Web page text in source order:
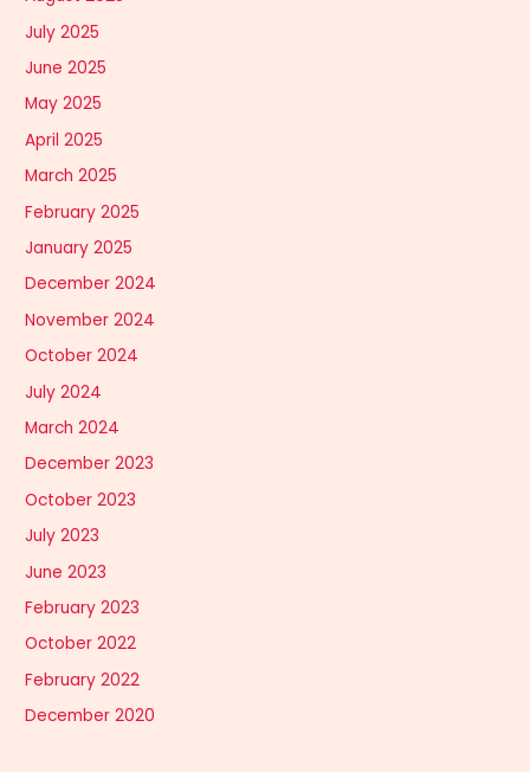
July 2025
June 2025
May 2025
April 2025
March 2025
February 2025
January 2025
December 2024
November 2024
October 2024
July 2024
March 2024
December 2023
October 2023
July 2023
June 2023
February 2023
October 2022
February 2022
December 2020